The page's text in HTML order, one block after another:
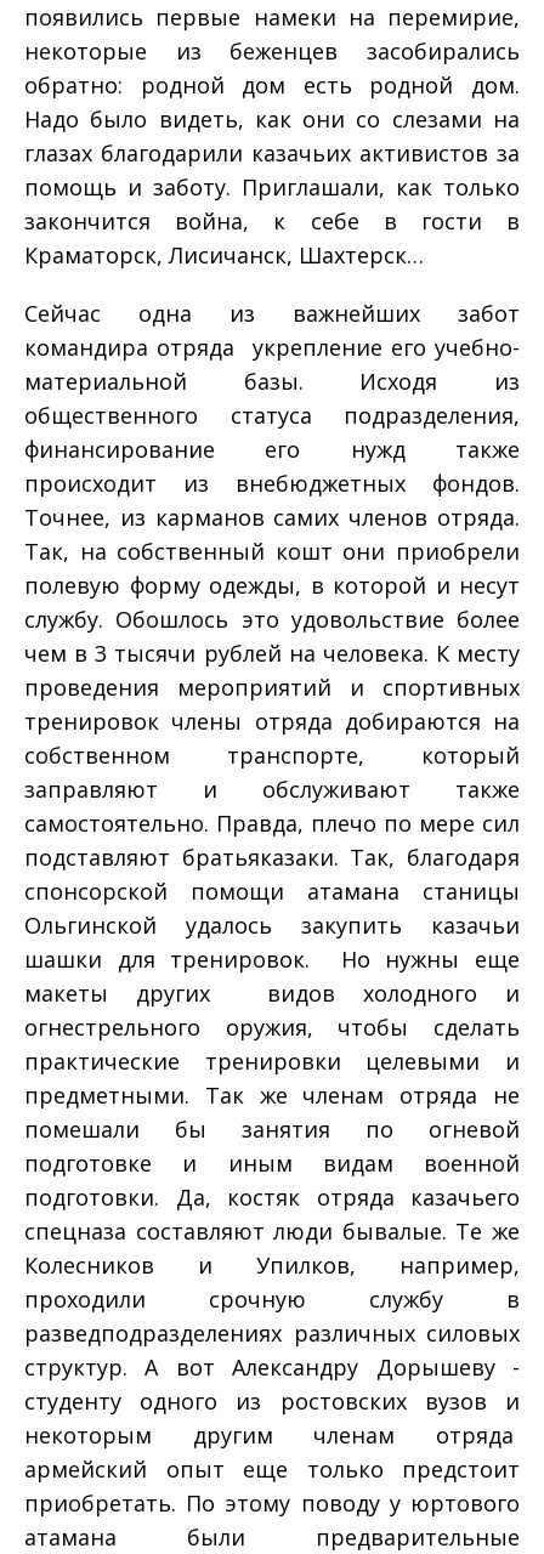
появились первые намеки на перемирие,
некоторые из беженцев засобирались
обратно: родной дом есть родной дом.
Надо было видеть, как они со слезами на
глазах благодарили казачьих активистов за
помощь и заботу. Приглашали, как только
закончится война, к себе в гости в
Краматорск, Лисичанск, Шахтерск…
Сейчас одна из важнейших забот
командира отряда ­ укрепление его учебно­
материальной базы. Исходя из
общественного статуса подразделения,
финансирование его нужд также
происходит из внебюджетных фондов.
Точнее, из карманов самих членов отряда.
Так, на собственный кошт они приобрели
полевую форму одежды, в которой и несут
службу. Обошлось это удовольствие более
чем в 3 тысячи рублей на человека. К месту
проведения мероприятий и спортивных
тренировок члены отряда добираются на
собственном транспорте, который
заправляют и обслуживают также
самостоятельно. Правда, плечо по мере сил
подставляют братья­казаки. Так, благодаря
спонсорской помощи атамана станицы
Ольгинской удалось закупить казачьи
шашки для тренировок. Но нужны еще
макеты других видов холодного и
огнестрельного оружия, чтобы сделать
практические тренировки целевыми и
предметными. Так же членам отряда не
помешали бы занятия по огневой
подготовке и иным видам военной
подготовки. Да, костяк отряда казачьего
спецназа составляют люди бывалые. Те же
Колесников и Упилков, например,
проходили срочную службу в
разведподразделениях различных силовых
структур. А вот Александру Дорышеву ­
студенту одного из ростовских вузов и
некоторым другим членам отряда
армейский опыт еще только предстоит
приобретать. По этому поводу у юртового
атамана были предварительные